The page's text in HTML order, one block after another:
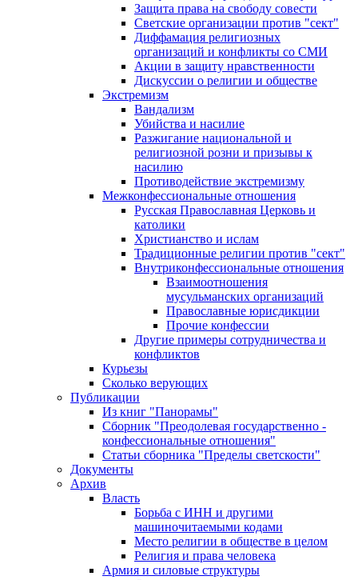
Защита права на свободу совести
Светские организации против "сект"
Диффамация религиозных
организаций и конфликты со СМИ
Акции в защиту нравственности
Дискуссии о религии и обществе
Экстремизм
Вандализм
Убийства и насилие
Разжигание национальной и
религиозной розни и призывы к
насилию
Противодействие экстремизму
Межконфессиональные отношения
Русская Православная Церковь и
католики
Христианство и ислам
Традиционные религии против "сект"
Внутриконфессиональные отношения
Взаимоотношения
мусульманских организаций
Православные юрисдикции
Прочие конфессии
Другие примеры сотрудничества и
конфликтов
Курьезы
Сколько верующих
Публикации
Из книг "Панорамы"
Сборник "Преодолевая государственно -
конфессиональные отношения"
Статьи сборника "Пределы светскости"
Документы
Архив
Власть
Борьба с ИНН и другими
машиночитаемыми кодами
Место религии в обществе в целом
Религия и права человека
Армия и силовые структуры